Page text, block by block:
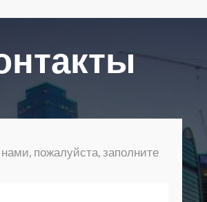
пожалуйста, заполните